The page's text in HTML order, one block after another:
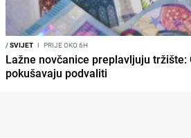
/SVIJET I PRIJE OKO 6H
Lažne novčanice preplavljuju tržište:
pokušavaju podvaliti